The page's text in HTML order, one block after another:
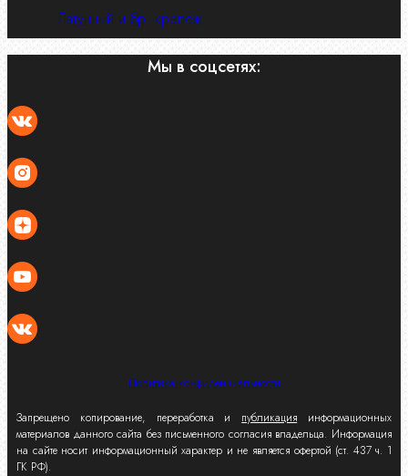
Латунный и бр. крепеж
Мы в соцсетях:
Политика конфиденциальности
Запрещено копирование, переработка и публикация информационных
материалов данного сайта без письменного согласия владельца. Информация
на сайте носит информационный характер и не является офертой (ст. 437 ч. 1
ГК РФ).